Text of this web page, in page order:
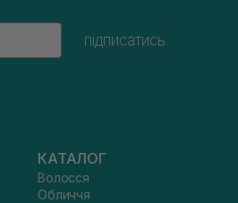
підписатись
КАТАЛОГ
Волосся
Обличчя